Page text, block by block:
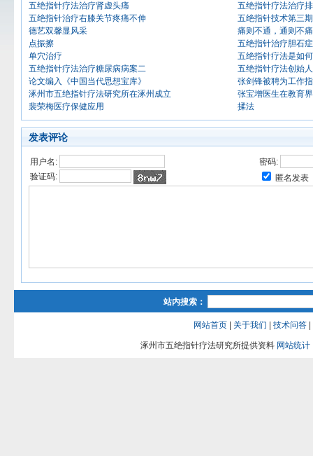
五绝指针疗法治疗肾虚头痛
五绝指针治疗右膝关节疼痛不伸
德艺双馨显风采
点振擦
单穴治疗
五绝指针疗法治疗糖尿病病案二
论文编入《中国当代思想宝库》
涿州市五绝指针疗法研究所在涿州成立
裴荣梅医疗保健应用
五绝指针疗法治疗
五绝指针技术第三
痛则不通，通则不痛
五绝指针治疗胆石
五绝指针疗法是如
五绝指针疗法创始
张剑锋被聘为工作
张宝增医生在教育界
揉法
发表评论
用户名:
密码:
验证码:
匿名发表
站内搜索：
网站首页 关于我们 技术问答
涿州市五绝指针疗法研究所提供资料 网站统计